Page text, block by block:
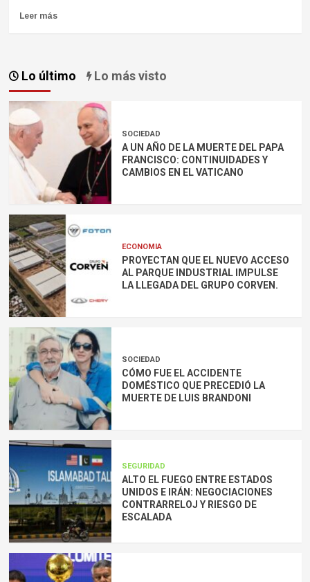
Leer más
Lo último Lo más visto
SOCIEDAD
A UN AÑO DE LA MUERTE DEL PAPA
FRANCISCO: CONTINUIDADES Y
CAMBIOS EN EL VATICANO
ECONOMIA
PROYECTAN QUE EL NUEVO ACCESO
AL PARQUE INDUSTRIAL IMPULSE
LA LLEGADA DEL GRUPO CORVEN.
SOCIEDAD
CÓMO FUE EL ACCIDENTE
DOMÉSTICO QUE PRECEDIÓ LA
MUERTE DE LUIS BRANDONI
SEGURIDAD
ALTO EL FUEGO ENTRE ESTADOS
UNIDOS E IRÁN: NEGOCIACIONES
CONTRARRELOJ Y RIESGO DE
ESCALADA